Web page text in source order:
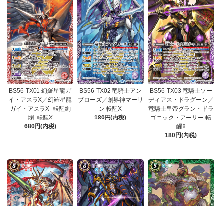
BS56-TX01 幻羅星龍ガ
イ・アスラX／幻羅星龍
ガイ・アスラX -転醒絢
爛- 転醒X
680円(内税)
BS56-TX02 竜騎士アン
ブローズ／創界神マーリ
ン 転醒X
180円(内税)
BS56-TX03 竜騎士ソー
ディアス・ドラグーン／
竜騎士皇帝グラン・ドラ
ゴニック・アーサー 転
醒X
180円(内税)